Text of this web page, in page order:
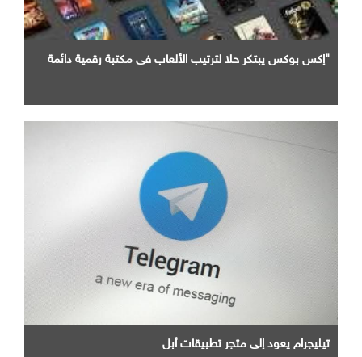
"إكس بوكس يبتكر حلا لترتيب الألعاب في مكتبة رقمية دائمة
تيليجرام يعود إلى متجر تطبيقات أبل